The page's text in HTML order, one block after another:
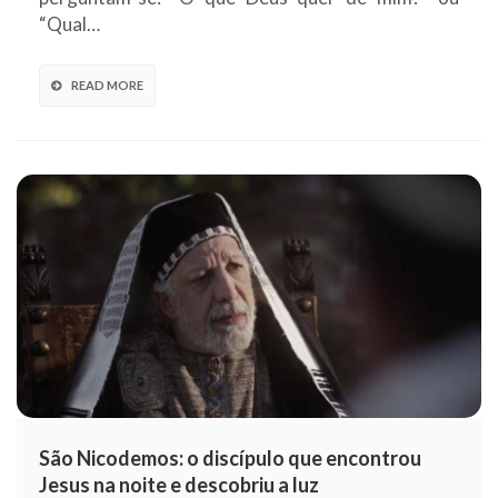
“Qual…
READ MORE
São Nicodemos: o discípulo que encontrou
Jesus na noite e descobriu a luz